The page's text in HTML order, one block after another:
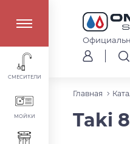
СМЕСИТЕЛИ
МОЙКИ
Главная
Taki